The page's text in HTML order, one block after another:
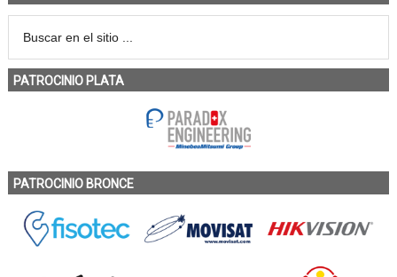
PATROCINIO PLATA
PATROCINIO BRONCE